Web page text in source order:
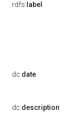
rdfs: label
dc:date
dc:description